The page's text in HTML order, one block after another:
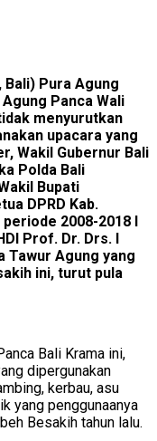
Pura Agung
Panca Wali
menyurutkan
upacara yang
Wakil Gubernur Bali
Polda Bali
Bupati
DPRD Kab.
2008-2018 I
Prof. Dr. Drs. I
Tawur Agung yang
ini, turut pula
Bali Krama ini,
dipergunakan
kerbau, asu
yang penggunaanya
Besakih tahun lalu.